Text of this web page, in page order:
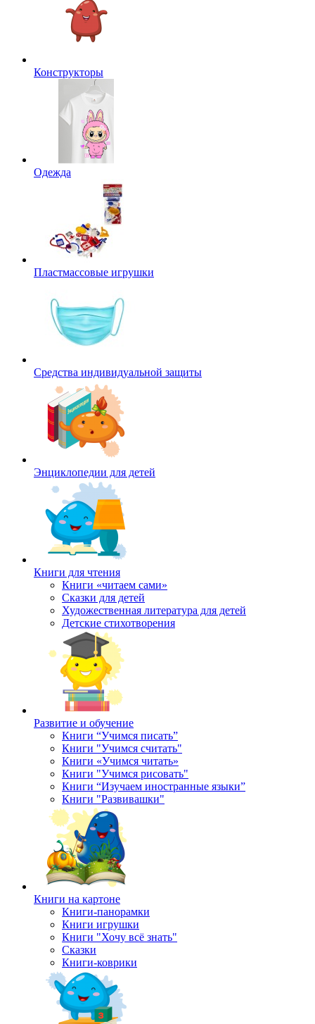
Конструкторы
Одежда
Пластмассовые игрушки
Средства индивидуальной защиты
Энциклопедии для детей
Книги для чтения
Книги «читаем сами»
Сказки для детей
Художественная литература для детей
Детские стихотворения
Развитие и обучение
Книги “Учимся писать”
Книги "Учимся считать"
Книги «Учимся читать»
Книги "Учимся рисовать"
Книги “Изучаем иностранные языки”
Книги "Развивашки"
Книги на картоне
Книги-панорамки
Книги игрушки
Книги "Хочу всё знать"
Сказки
Книги-коврики